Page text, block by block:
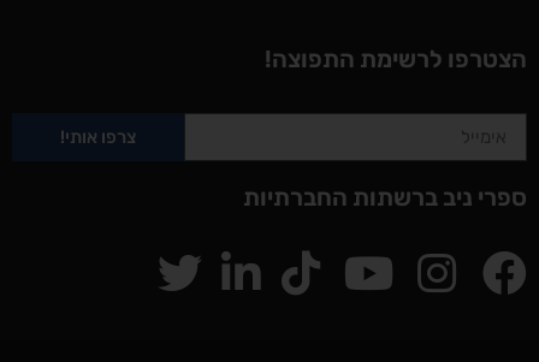
לרשימת התפוצה!
צרפו אותי!
ניב ברשתות החברתיות